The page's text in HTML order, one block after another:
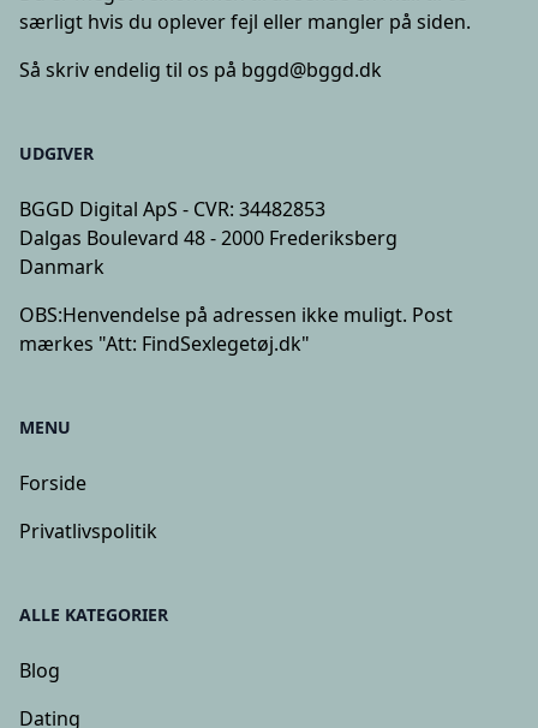
særligt hvis du oplever fejl eller mangler på siden.
Så skriv endelig til os på bggd@bggd.dk
UDGIVER
BGGD Digital ApS - CVR: 34482853
Dalgas Boulevard 48 - 2000 Frederiksberg
Danmark
OBS:Henvendelse på adressen ikke muligt. Post
mærkes "Att: FindSexlegetøj.dk"
MENU
Forside
Privatlivspolitik
ALLE KATEGORIER
Blog
Dating